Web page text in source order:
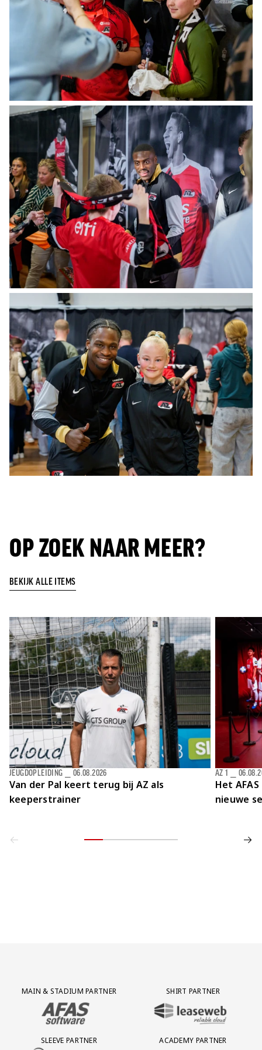
OP ZOEK NAAR MEER?
BEKIJK ALLE ITEMS
Van der Pal keert terug bij AZ als
keeperstrainer
JEUGDOPLEIDING 06.08.2026
Het
nieuwe
AZ 1
Partner Logos Grid
MAIN & STADIUM PARTNER
BEZOEK ONZE MAIN & STADIUM PARTNER AFAS SOFTWARE
SHIRT PARTNER
BEZOEK ONZE SHIRT PARTNER
SLEEVE PARTNER
ACADEMY PARTNER